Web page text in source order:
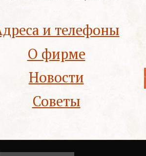
и телефоны
О фирме
Новости
Советы